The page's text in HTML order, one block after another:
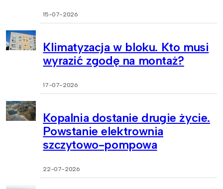
15-07-2026
Klimatyzacja w bloku. Kto musi
wyrazić zgodę na montaż?
17-07-2026
Kopalnia dostanie drugie życie.
Powstanie elektrownia
szczytowo-pompowa
22-07-2026